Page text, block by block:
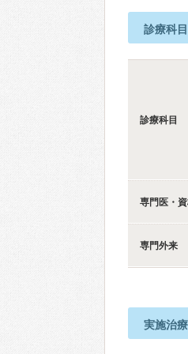
診療科
診療科目
専門医・
専門外来
実施治療